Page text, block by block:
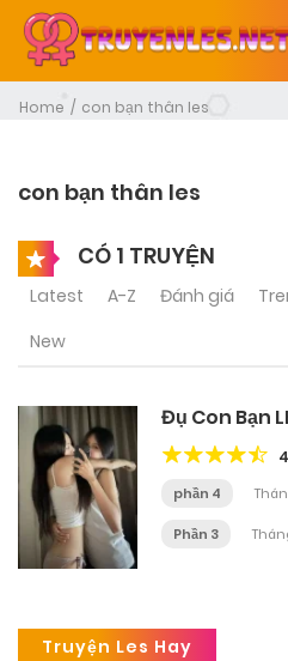
Home con bạn thân les
con bạn thân les
CÓ 1 TRUYỆN
Latest A-Z Đánh giá
New
Đụ Con Bạn
phần 4
Phần 3
Truyện Les Hay